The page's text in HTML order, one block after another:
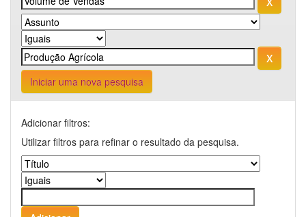
Iniciar uma nova pesquisa
Adicionar filtros:
Utilizar filtros para refinar o resultado da pesquisa.